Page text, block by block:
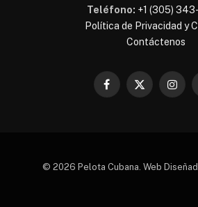
Teléfono: +1 (305)
Política de Privacidad y
Contáctenos
Facebook
X
© 2026 Pelota Cubana. Web